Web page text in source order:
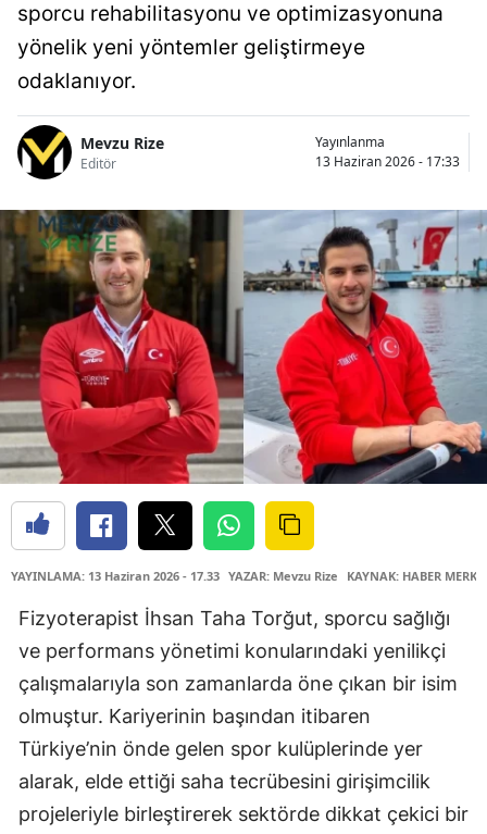
sporcu rehabilitasyonu ve optimizasyonuna
yönelik yeni yöntemler geliştirmeye
odaklanıyor.
Mevzu Rize
Editör
Yayınlanma
13 Haziran 2026 - 17:33
YAYINLAMA: 13 Haziran 2026 - 17.33 YAZAR: Mevzu Rize KAYNAK: HABER
Fizyoterapist İhsan Taha Torğut, sporcu sağlığı
ve performans yönetimi konularındaki yenilikçi
çalışmalarıyla son zamanlarda öne çıkan bir isim
olmuştur. Kariyerinin başından itibaren
Türkiye’nin önde gelen spor kulüplerinde yer
alarak, elde ettiği saha tecrübesini girişimcilik
projeleriyle birleştirerek sektörde dikkat çekici bir